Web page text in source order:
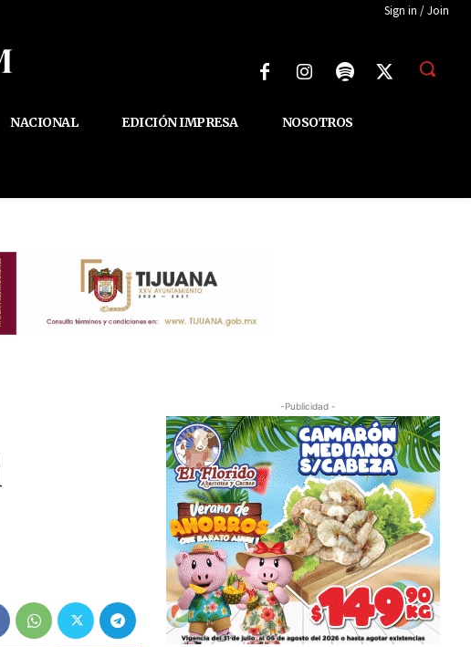
Sign in / Join
NACIONAL EDICIÓN IMPRESA NOSOTROS
-Publicidad -